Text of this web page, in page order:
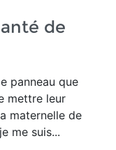
de
panneau que
mettre leur
maternelle de
me suis...